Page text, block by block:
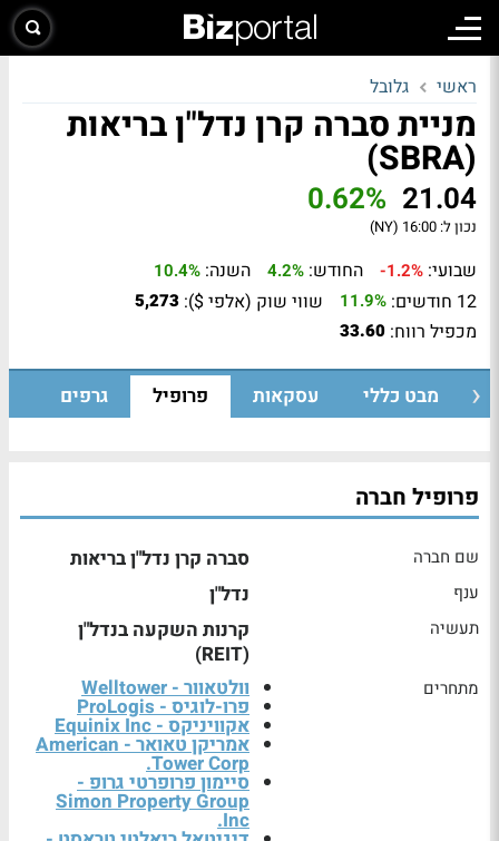
ראשי גלובל
מניית סברה קרן נדל"ן בריאות
(SBRA)
21.04
0.62%
נכון ל: 16:00 (NY)
שבועי: -1.2% החודש: 4.2% השנה: 10.4%
12 חודשים: 11.9% שווי שוק (אלפי $): 5,273
מכפיל רווח: 33.60
מבט כללי עסקאות פרופיל גרפים
פרופיל חברה
שם חברה סברה קרן נדל"ן בריאות
ענף נדל"ן
תעשיה
קרנות השקעה בנדל"ן
(REIT)
מתחרים וולטאוור - Welltower
פרו-לוגיס - ProLogis
אקוויניקס - Equinix Inc
אמריקן טאואר - American
Tower Corp.
סיימון פרופרטי גרופ -
Simon Property Group
Inc.